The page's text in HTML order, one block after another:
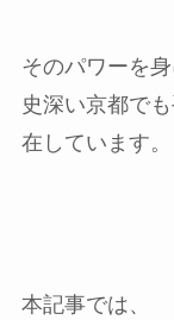
そのパワーを
史深い京都で
在しています。
本記事では、